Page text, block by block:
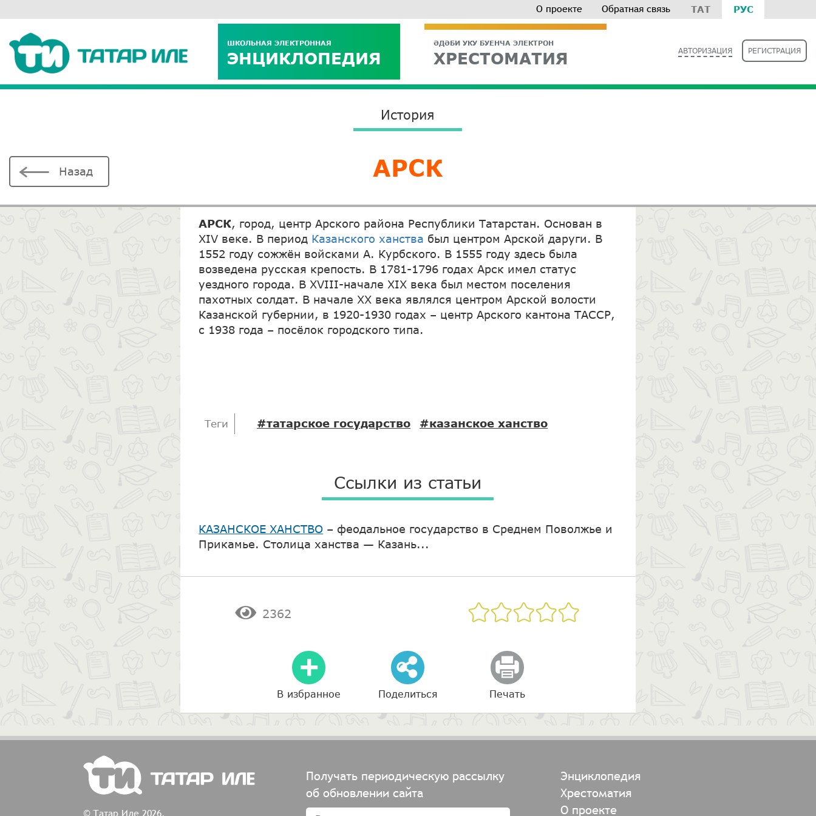
ТАТ РУС
О проекте Обратная связь
ШКОЛЬНАЯ ЭЛЕКТРОННАЯ
ЭНЦИКЛОПЕДИЯ
ӘДӘБИ УКУ БУЕНЧА ЭЛЕКТРОН
ХРЕСТОМАТИЯ АВТОРИЗАЦИЯ РЕГИСТРАЦИЯ
Назад
История
АРСК
АРСК, город, центр Арского района Республики Татарстан. Основан в
XIV веке. В период Казанского ханства был центром Арской даруги. В
1552 году сожжён войсками А. Курбского. В 1555 году здесь была
возведена русская крепость. В 1781-1796 годах Арск имел статус
уездного города. В XVIII-начале XIX века был местом поселения
пахотных солдат. В начале XX века являлся центром Арской волости
Казанской губернии, в 1920-1930 годах ­­­– центр Арского кантона ТАССР,
с 1938 года – посёлок городского типа.
Теги #татарское государство #казанское ханство
Ссылки из статьи
КАЗАНСКОЕ ХАНСТВО – феодальное государство в Среднем Поволжье и
Прикамье. Столица ханства — Казань...
2362
В избранное Поделиться Печать
© Татар Иле 2026.
Энциклопедия
Хрестоматия
О проекте
Получать периодическую рассылку
об обновлении сайта